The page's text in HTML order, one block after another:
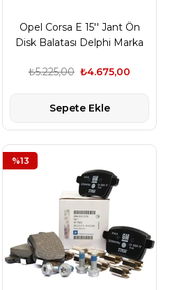
Opel Corsa E 15'' Jant Ön
Disk Balatası Delphi Marka
₺4.675,00
₺5.225,00
Sepete Ekle
%13